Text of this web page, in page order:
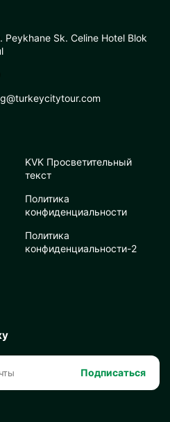
Peykhane Sk. Celine Hotel Blok
KVK Просветительный
текст
Политика
конфиденциальности
Политика
конфиденциальности-2
Подписаться